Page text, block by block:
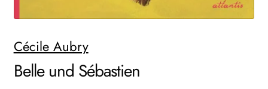
Cécile Aubry
Belle und Sébastien